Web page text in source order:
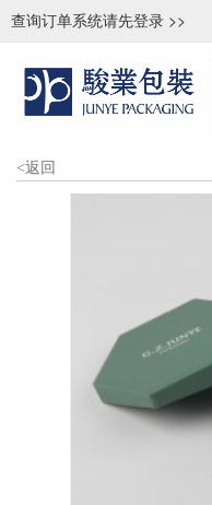
查询订单系统请先登录 >>
<返回